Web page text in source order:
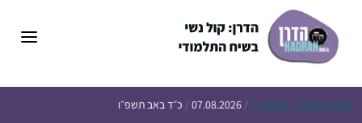
Today’s Daf – זבחים נ״ו /
07.08.2026
/ כ״ד באב תשפ״ו